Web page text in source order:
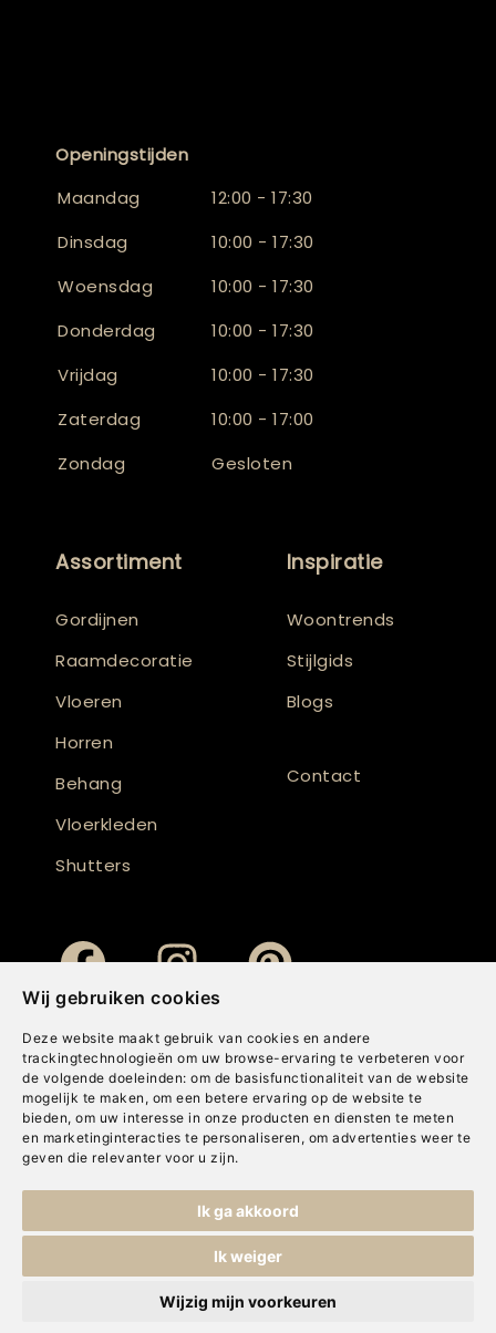
Wij gebruiken cookies
Deze website maakt gebruik van cookies en andere
trackingtechnologieën om uw browse-ervaring te verbeteren voor
de volgende doeleinden: om de basisfunctionaliteit van de website
mogelijk te maken , om een betere ervaring op de website te
bieden, om uw interesse in onze producten en diensten te meten
en marketinginteracties te personaliseren , om advertenties weer te
geven die relevanter voor u zijn.
Ik ga akkoord
Ik weiger
Wijzig mijn voorkeuren
Openingstijden
Maandag
12:00 - 17:30
Dinsdag
10:00 - 17:30
Woensdag
10:00 - 17:30
Donderdag
10:00 - 17:30
Vrijdag
10:00 - 17:30
Zaterdag
10:00 - 17:00
Zondag
Gesloten
Assortiment
Gordijnen
Raamdecoratie
Vloeren
Horren
Behang
Vloerkleden
Shutters
Inspiratie
Woontrends
Stijlgids
Blogs
Contact
Cookies